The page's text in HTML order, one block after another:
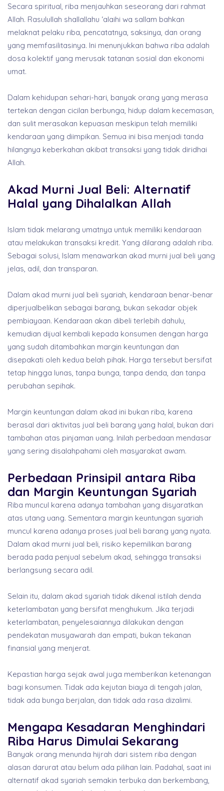
Secara spiritual, riba menjauhkan seseorang dari rahmat
Allah. Rasulullah shallallahu ‘alaihi wa sallam bahkan
melaknat pelaku riba, pencatatnya, saksinya, dan orang
yang memfasilitasinya. Ini menunjukkan bahwa riba adalah
dosa kolektif yang merusak tatanan sosial dan ekonomi
umat.
Dalam kehidupan sehari-hari, banyak orang yang merasa
tertekan dengan cicilan berbunga, hidup dalam kecemasan,
dan sulit merasakan kepuasan meskipun telah memiliki
kendaraan yang diimpikan. Semua ini bisa menjadi tanda
hilangnya keberkahan akibat transaksi yang tidak diridhai
Allah.
Akad Murni Jual Beli: Alternatif
Halal yang Dihalalkan Allah
Islam tidak melarang umatnya untuk memiliki kendaraan
atau melakukan transaksi kredit. Yang dilarang adalah riba.
Sebagai solusi, Islam menawarkan akad murni jual beli yang
jelas, adil, dan transparan.
Dalam akad murni jual beli syariah, kendaraan benar-benar
diperjualbelikan sebagai barang, bukan sekadar objek
pembiayaan. Kendaraan akan dibeli terlebih dahulu,
kemudian dijual kembali kepada konsumen dengan harga
yang sudah ditambahkan margin keuntungan dan
disepakati oleh kedua belah pihak. Harga tersebut bersifat
tetap hingga lunas, tanpa bunga, tanpa denda, dan tanpa
perubahan sepihak.
Margin keuntungan dalam akad ini bukan riba, karena
berasal dari aktivitas jual beli barang yang halal, bukan dari
tambahan atas pinjaman uang. Inilah perbedaan mendasar
yang sering disalahpahami oleh masyarakat awam.
Perbedaan Prinsipil antara Riba
dan Margin Keuntungan Syariah
Riba muncul karena adanya tambahan yang disyaratkan
atas utang uang. Sementara margin keuntungan syariah
muncul karena adanya proses jual beli barang yang nyata.
Dalam akad murni jual beli, risiko kepemilikan barang
berada pada penjual sebelum akad, sehingga transaksi
berlangsung secara adil.
Selain itu, dalam akad syariah tidak dikenal istilah denda
keterlambatan yang bersifat menghukum. Jika terjadi
keterlambatan, penyelesaiannya dilakukan dengan
pendekatan musyawarah dan empati, bukan tekanan
finansial yang menjerat.
Kepastian harga sejak awal juga memberikan ketenangan
bagi konsumen. Tidak ada kejutan biaya di tengah jalan,
tidak ada bunga berjalan, dan tidak ada rasa dizalimi.
Mengapa Kesadaran Menghindari
Riba Harus Dimulai Sekarang
Banyak orang menunda hijrah dari sistem riba dengan
alasan darurat atau belum ada pilihan lain. Padahal, saat ini
alternatif akad syariah semakin terbuka dan berkembang,